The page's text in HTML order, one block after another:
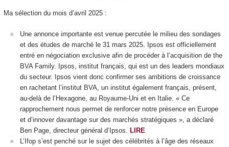
Ma sélection du mois d’avril 2025 :
Une annonce importante est venue percutée le milieu des sondages
et des études de marché le 31 mars 2025. Ipsos est officiellement
entré en négociation exclusive afin de procéder à l’acquisition de the
BVA Family. Ipsos, institut français, qui est un des leaders mondiaux
du secteur. Ipsos vient donc confirmer ses ambitions de croissance
en rachetant l’institut BVA, un institut également français, présent,
au-delà de l’Hexagone, au Royaume-Uni et en Italie. « Ce
rapprochement nous permet de renforcer notre présence en Europe
et d’innover davantage sur des marchés stratégiques », a déclaré
Ben Page, directeur général d’Ipsos.
LIRE
L’Ifop s’est penché sur le sujet des célébrités à l’âge des réseaux